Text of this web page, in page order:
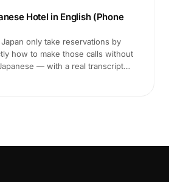
Hotel in English (Phone
only take reservations by
how to make those calls without
— with a real transcript